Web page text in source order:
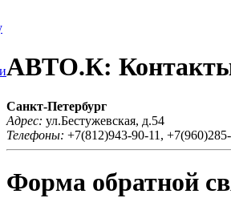
АВТО.К:
Санкт-Петербург
Адрес: ул.Бестужевская, д.54
Телефоны: +7(812)943-90-11,
Форма обратной